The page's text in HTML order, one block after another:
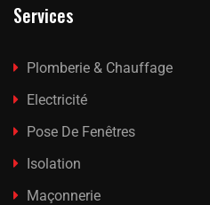
Services
Plomberie & Chauffage
Electricité
Pose De Fenêtres
Isolation
Maçonnerie